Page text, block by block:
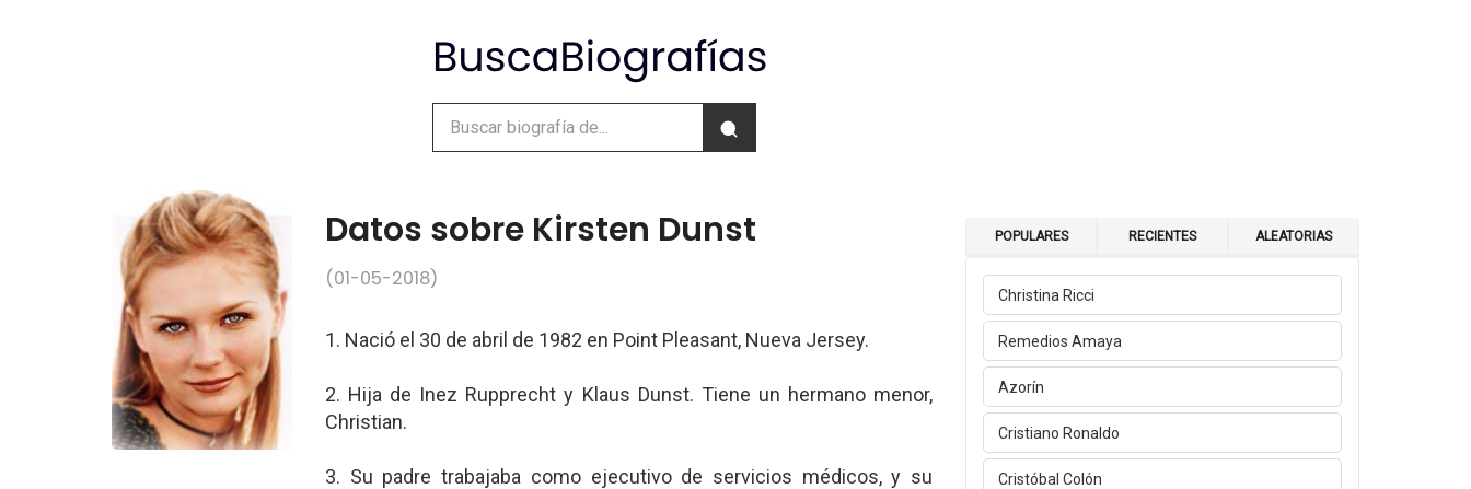
Datos sobre Kirsten Dunst
(01-05-2018)
1. Nació el 30 de abril de 1982 en Point Pleasant, Nueva Jersey.
2. Hija de Inez Rupprecht y Klaus Dunst. Tiene un hermano menor,
Christian.
3. Su padre trabajaba como ejecutivo de servicios médicos, y su
POPULARES RECIENTES ALEATORIAS
Christina Ricci
Remedios Amaya
Azorín
Cristiano Ronaldo
Cristóbal Colón